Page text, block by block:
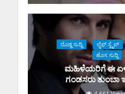
ದೊಡ್ಡ ಸುದ್ದಿ ಲೈಫ್ ಸ್ಟೈಲ್
ಹೊಸ ಸುದ್ದಿ
ಮಹಿಳೆಯರಿಗೆ ಈ
ಗಂಡಸರು ತುಂಬಾ